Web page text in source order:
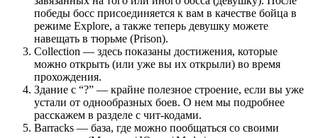
победы босс присоединяется к вам в качестве бойца в
режиме Explore, а также теперь девушку можете
навещать в тюрьме (Prison).
Collection — здесь показаны достижения, которые
можно открыть (или уже вы их открыли) во время
прохождения.
Здание с “?” — крайне полезное строение, если вы уже
устали от однообразных боев. О нем мы подробнее
расскажем в разделе с чит-кодами.
Barracks — база, где можно пообщаться со своими